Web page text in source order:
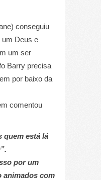
conseguiu
um Deus e
um ser
Barry precisa
por baixo da
comentou
quem está lá
por um
animados com